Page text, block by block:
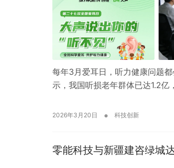
每年3月爱耳日，听力健康问题
示，我国听损老年群体已达1.2
2026年3月20日 • 科技创新
零能科技与新疆建咨绿城